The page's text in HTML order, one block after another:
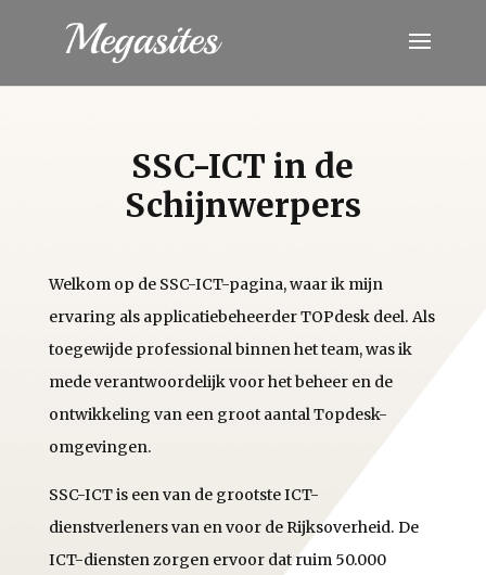
SSC-ICT in de
Schijnwerpers
Welkom op de SSC-ICT-pagina, waar ik mijn
ervaring als applicatiebeheerder TOPdesk deel. Als
toegewijde professional binnen het team, was ik
mede verantwoordelijk voor het beheer en de
ontwikkeling van een groot aantal Topdesk-
omgevingen.
SSC-ICT is een van de grootste ICT-
dienstverleners van en voor de Rijksoverheid. De
ICT-diensten zorgen ervoor dat ruim 50.000